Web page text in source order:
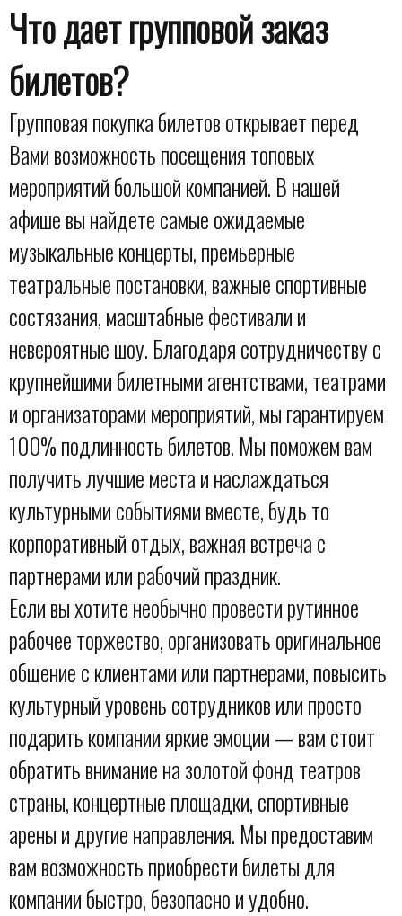
Что дает групповой заказ
билетов?
Групповая покупка билетов открывает перед
Вами возможность посещения топовых
мероприятий большой компанией. В нашей
афише вы найдете самые ожидаемые
музыкальные концерты, премьерные
театральные постановки, важные спортивные
состязания, масштабные фестивали и
невероятные шоу. Благодаря сотрудничеству с
крупнейшими билетными агентствами, театрами
и организаторами мероприятий, мы гарантируем
100% подлинность билетов. Мы поможем вам
получить лучшие места и наслаждаться
культурными событиями вместе, будь то
корпоративный отдых, важная встреча с
партнерами или рабочий праздник.
Если вы хотите необычно провести рутинное
рабочее торжество, организовать оригинальное
общение с клиентами или партнерами, повысить
культурный уровень сотрудников или просто
подарить компании яркие эмоции — вам стоит
обратить внимание на золотой фонд театров
страны, концертные площадки, спортивные
арены и другие направления. Мы предоставим
вам возможность приобрести билеты для
компании быстро, безопасно и удобно.